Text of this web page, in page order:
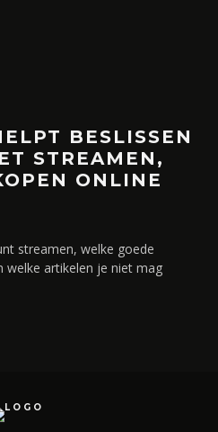
BESLISSEN
STREAMEN,
ONLINE
streamen, welke goede
artikelen je niet mag